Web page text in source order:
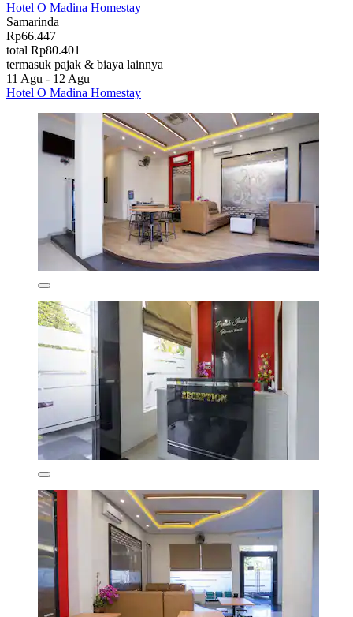
Hotel O Madina Homestay
Samarinda
Rp66.447
total Rp80.401
termasuk pajak & biaya lainnya
11 Agu - 12 Agu
Hotel O Madina Homestay